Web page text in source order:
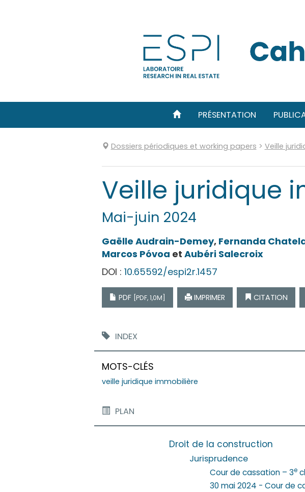
PRÉSENTATION
Dossiers périodiques et working papers > Veille
Veille juridique
Mai-juin 2024
Gaëlle Audrain-Demey, Fernanda
Marcos Póvoa et Aubéri Salecroix
DOI : 10.65592/espi2r.1457
PDF [PDF, 1,0M] IMPRIMER CITATION
INDEX
MOTS-CLÉS
veille juridique immobilière
PLAN
Droit de la construction
Jurisprudence
Cour de cassation – 3e
30 mai 2024 - Cour de